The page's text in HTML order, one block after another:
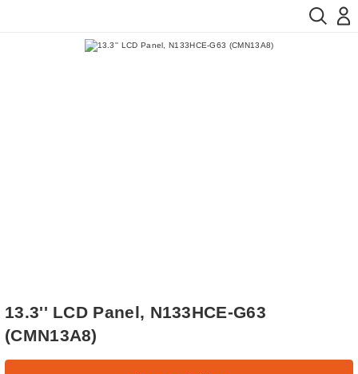
13.3'' LCD Panel, N133HCE-G63
(CMN13A8)